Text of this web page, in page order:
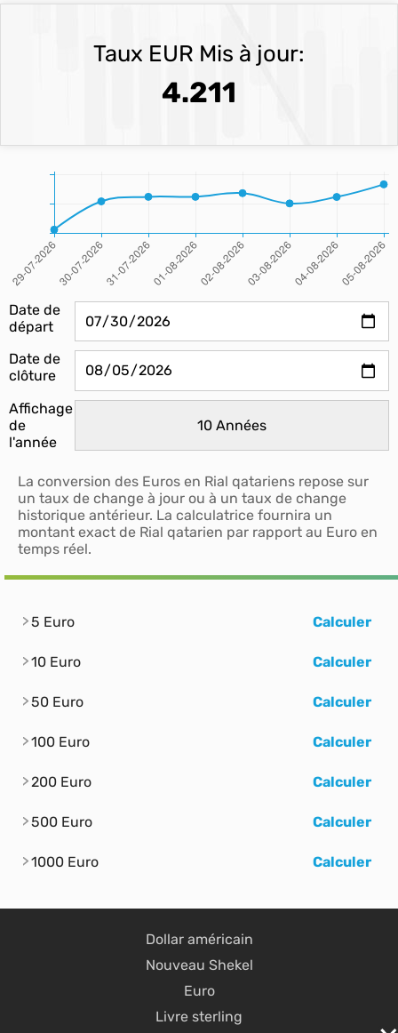
Taux EUR Mis à jour:
4.211
Date de
départ
Date de
clôture
Affichage
de
l'année
La conversion des Euros en Rial qatariens repose sur
un taux de change à jour ou à un taux de change
historique antérieur. La calculatrice fournira un
montant exact de Rial qatarien par rapport au Euro en
temps réel.
5 Euro Calculer
10 Euro Calculer
50 Euro Calculer
100 Euro Calculer
200 Euro Calculer
500 Euro Calculer
1000 Euro Calculer
Dollar américain
Nouveau Shekel
Euro
Livre sterling